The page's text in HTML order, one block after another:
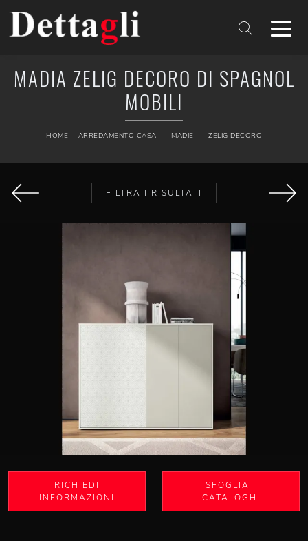
MADIA ZELIG DECORO DI SPAGNOL
MOBILI
HOME - ARREDAMENTO CASA - MADIE - ZELIG DECORO
FILTRA I RISULTATI
RICHIEDI
INFORMAZIONI
SFOGLIA I
CATALOGHI